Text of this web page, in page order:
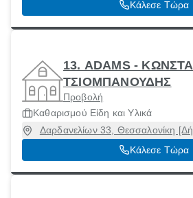
Κάλεσε Τώρα
13. ADAMS -
ΤΣΙΟΜΠΑΝΟΥΔΗΣ
Προβολή
Καθαρισμού Είδη και Υλικά
Δαρδανελίων 33, Θεσσαλονίκη
54454
Κάλεσε Τώρα